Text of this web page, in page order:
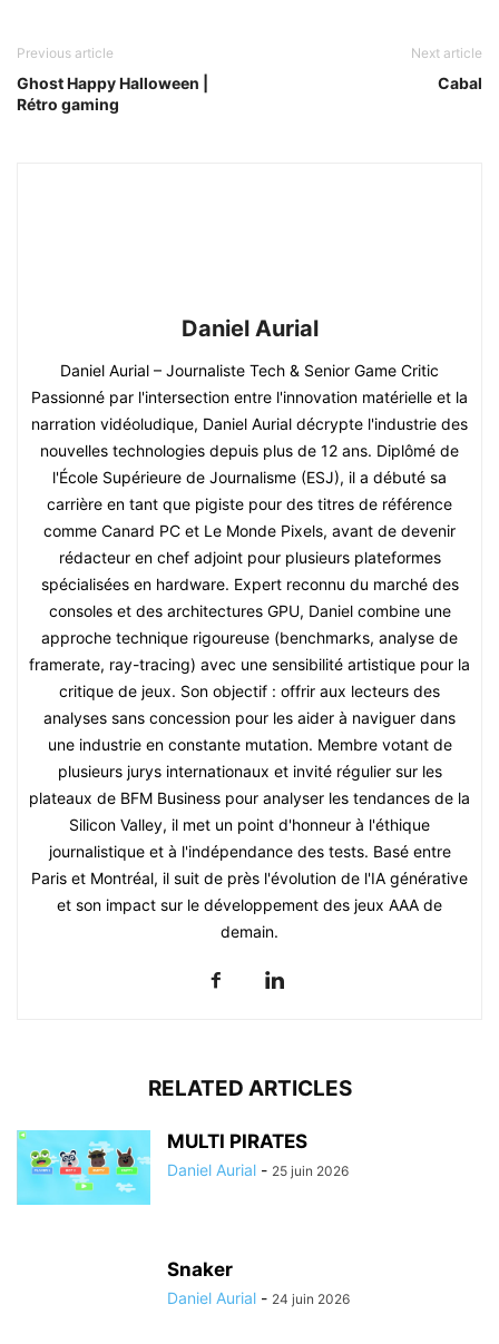
Previous article
Ghost Happy Halloween |
Rétro gaming
Next article
Cabal
Daniel Aurial
Daniel Aurial – Journaliste Tech & Senior Game Critic
Passionné par l'intersection entre l'innovation matérielle et la
narration vidéoludique, Daniel Aurial décrypte l'industrie des
nouvelles technologies depuis plus de 12 ans. Diplômé de
l'École Supérieure de Journalisme (ESJ), il a débuté sa
carrière en tant que pigiste pour des titres de référence
comme Canard PC et Le Monde Pixels, avant de devenir
rédacteur en chef adjoint pour plusieurs plateformes
spécialisées en hardware. Expert reconnu du marché des
consoles et des architectures GPU, Daniel combine une
approche technique rigoureuse (benchmarks, analyse de
framerate, ray-tracing) avec une sensibilité artistique pour la
critique de jeux. Son objectif : offrir aux lecteurs des
analyses sans concession pour les aider à naviguer dans
une industrie en constante mutation. Membre votant de
plusieurs jurys internationaux et invité régulier sur les
plateaux de BFM Business pour analyser les tendances de la
Silicon Valley, il met un point d'honneur à l'éthique
journalistique et à l'indépendance des tests. Basé entre
Paris et Montréal, il suit de près l'évolution de l'IA générative
et son impact sur le développement des jeux AAA de
demain.
RELATED ARTICLES
MULTI PIRATES
Daniel Aurial - 25 juin 2026
Snaker
Daniel Aurial - 24 juin 2026